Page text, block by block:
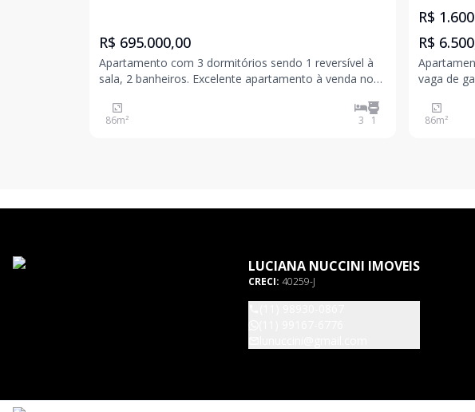
R$ 695.000,00
Apartamento com 3 dormitórios sendo 1 reversível à
sala, 2 banheiros. Excelente apartamento à venda no
Santo Amaro, Vila Nova Conceição, São Paulo. Com 86
m² de área privativa, o imóvel conta com 3 dormi
86m² 3 1
R$
R$
vaga de garagem.
86m²
LUCIANA NUCCINI IMOVEIS
CRECI: 40259-J